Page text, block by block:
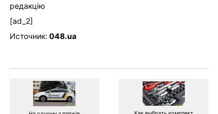
редакцію
[ad_2]
Источник: 048.ua